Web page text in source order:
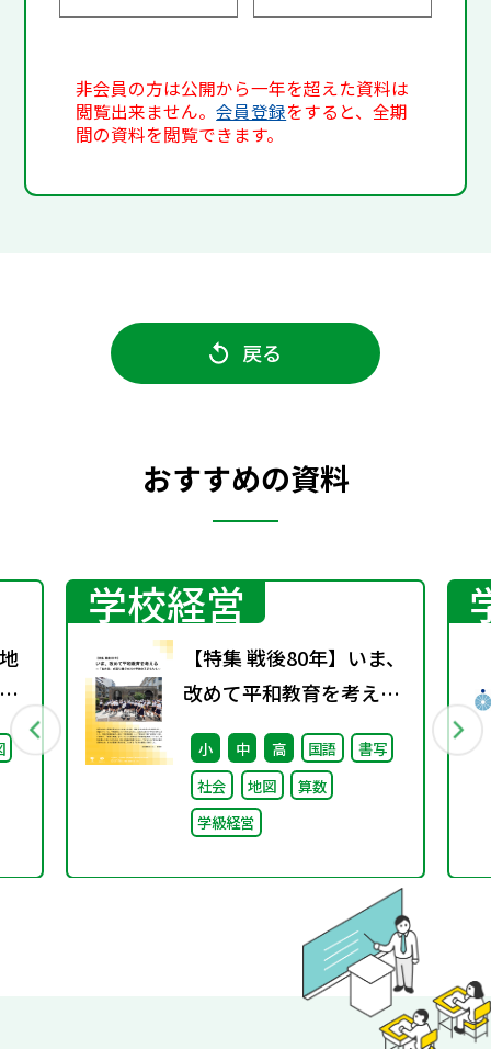
非会員の方は公開から一年を超えた資料は
閲覧出来ません。会員登録をすると、全期
間の資料を閲覧できます。
戻る
おすすめの資料
学校経営
【特集 戦後80年】いま、
改めて平和教育を考え
る〜「あの日」を語り継
ぐ本川小学校の子どもた
ち〜
小 中 高 国語
書写
社会
地図
算数
学級経営